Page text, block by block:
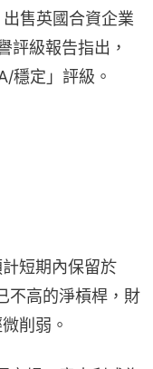
售英國合資企業
評級報告指出，
穩定」評級。
短期內保留於
不高的淨槓桿，財
削弱。